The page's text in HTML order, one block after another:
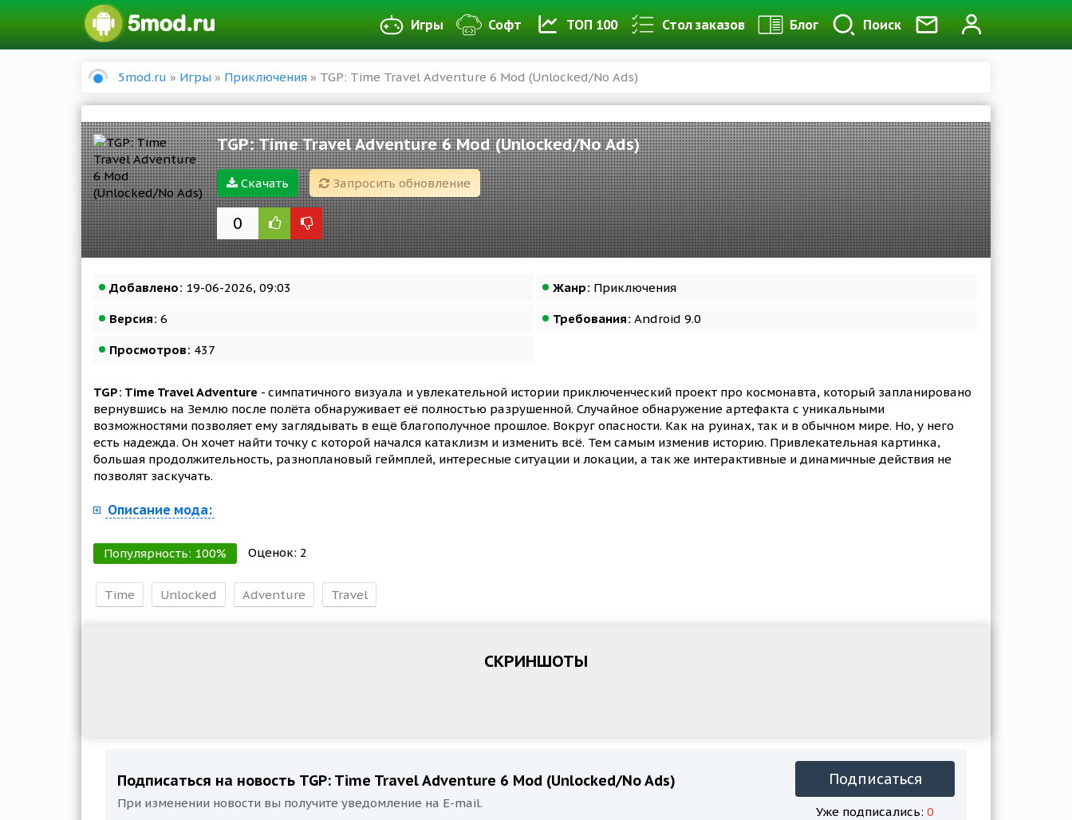
Игры Софт ТОП 100 Стол заказов Блог Поиск
5mod.ru » Игры » Приключения » TGP: Time Travel Adventure 6 Mod (Unlocked/No Ads)
TGP: Time Travel Adventure 6 Mod (Unlocked/No Ads)
Скачать Запросить обновление
0
Добавлено: 19-06-2026, 09:03 Жанр: Приключения
Версия: 6 Требования: Android 9.0
Просмотров: 437
TGP: Time Travel Adventure - симпатичного визуала и увлекательной истории приключенческий проект про космонавта, который запланировано
вернувшись на Землю после полёта обнаруживает её полностью разрушенной. Случайное обнаружение артефакта с уникальными
возможностями позволяет ему заглядывать в ещё благополучное прошлое. Вокруг опасности. Как на руинах, так и в обычном мире. Но, у него
есть надежда. Он хочет найти точку с которой начался катаклизм и изменить всё. Тем самым изменив историю. Привлекательная картинка,
большая продолжительность, разноплановый геймплей, интересные ситуации и локации, а так же интерактивные и динамичные действия не
позволят заскучать.
Описание мода:
Популярность: 100% Оценок: 2
Time Unlocked Adventure Travel
СКРИНШОТЫ
Подписаться на новость TGP: Time Travel Adventure 6 Mod (Unlocked/No Ads)
При изменении новости вы получите уведомление на E-mail.
Подписаться
Уже подписались: 0